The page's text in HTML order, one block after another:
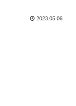
2023.05.06